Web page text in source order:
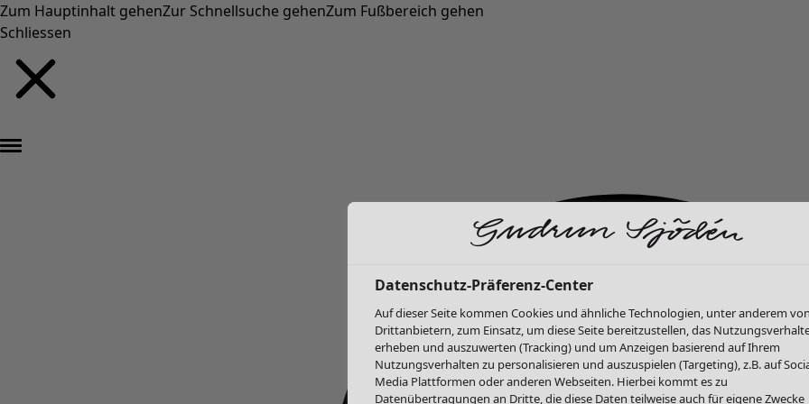
Zum Hauptinhalt gehenZur Schnellsuche gehenZum Fußbereich gehen
Schliessen
Datenschutz-Präferenz-Center
Auf dieser Seite kommen Cookies und ähnliche Technologien, unter anderem von
Drittanbietern, zum Einsatz, um diese Seite bereitzustellen, das
erheben und auszuwerten (Tracking) und um Anzeigen basierend auf Ihrem
Nutzungsverhalten zu personalisieren und auszuspielen (Targeting), z.B. auf
Media Plattformen oder anderen Webseiten. Hierbei kommt es zu
Datenübertragungen an Dritte, die diese Daten teilweise auch für eigene Zwecke